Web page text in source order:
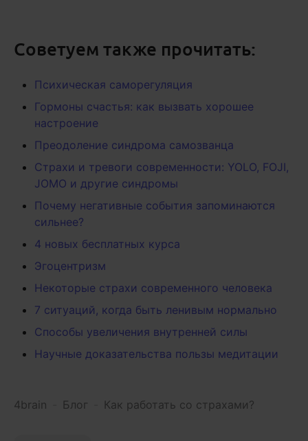
Советуем также прочитать:
Психическая саморегуляция
Гормоны счастья: как вызвать хорошее
настроение
Преодоление синдрома самозванца
Страхи и тревоги современности: YOLO, FOJI,
JOMO и другие синдромы
Почему негативные события запоминаются
сильнее?
4 новых бесплатных курса
Эгоцентризм
Некоторые страхи современного человека
7 ситуаций, когда быть ленивым нормально
Способы увеличения внутренней силы
Научные доказательства пользы медитации
4brain Блог Как работать со страхами?